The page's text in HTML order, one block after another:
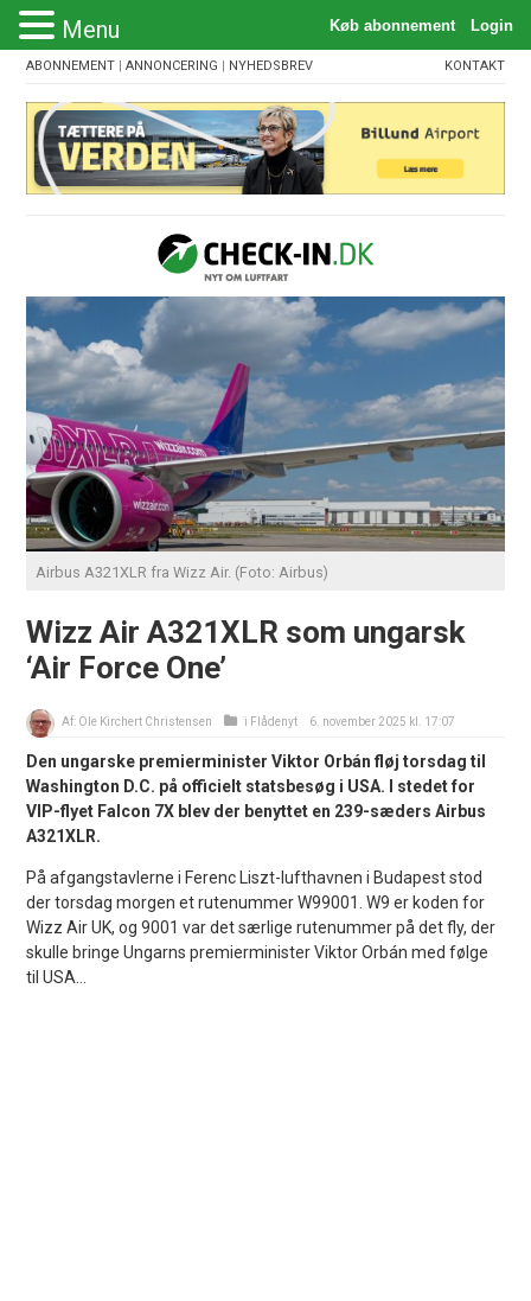
ABONNEMENT |ANNONCERING | NYHEDSBREV KONTAKT
Airbus A321XLR fra Wizz Air. (Foto: Airbus)
Wizz Air A321XLR som ungarsk
‘Air Force One’
Af: Ole Kirchert Christensen i Flådenyt 6. november 2025 kl. 17:07
Den ungarske premierminister Viktor Orbán fløj torsdag til
Washington D.C. på officielt statsbesøg i USA. I stedet for
VIP-flyet Falcon 7X blev der benyttet en 239-sæders Airbus
A321XLR.
På afgangstavlerne i Ferenc Liszt-lufthavnen i Budapest stod
der torsdag morgen et rutenummer W99001. W9 er koden for
Wizz Air UK, og 9001 var det særlige rutenummer på det fly, der
skulle bringe Ungarns premierminister Viktor Orbán med følge
til USA...
Menu